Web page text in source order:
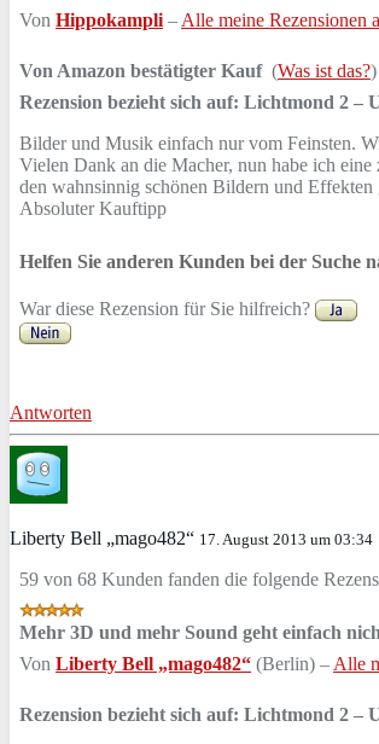
Von Hippokampli – Alle meine Rezensionen
Von Amazon bestätigter Kauf (Was ist das?)
Rezension bezieht sich auf: Lichtmond 2 –
Bilder und Musik einfach nur vom Feinsten.
Vielen Dank an die Macher, nun habe ich
den wahnsinnig schönen Bildern und Effekten
Absoluter Kauftipp
Helfen Sie anderen Kunden bei der Suche
War diese Rezension für Sie hilfreich?
Antworten
Liberty Bell „mago482“ 17. August 2013 um 03:34
59 von 68 Kunden fanden die folgende
Mehr 3D und mehr Sound geht einfach
Von Liberty Bell „mago482“ (Berlin) –Alle
Rezension bezieht sich auf: Lichtmond 2 –